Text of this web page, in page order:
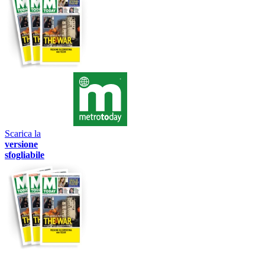
Scarica la
versione
sfogliabile